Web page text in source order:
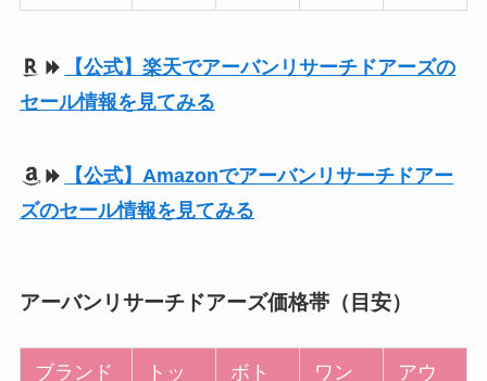
【公式】楽天でアーバンリサーチドアーズの
セール情報を見てみる
【公式】Amazonでアーバンリサーチドアー
ズのセール情報を見てみる
アーバンリサーチドアーズ価格帯（目安）
ブランド
トッ
ボト
ワン
アウ